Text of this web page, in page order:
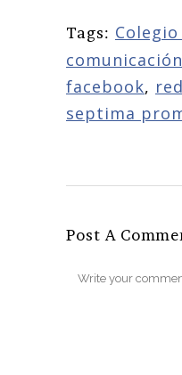
Tags:
facebook,
septima
Post A